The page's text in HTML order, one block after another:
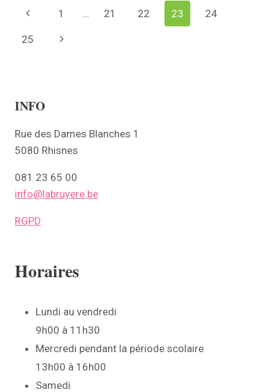
Page
navigation
Previous
Page
1 … 21 22 23 24
25
Next
INFO
Rue des Dames Blanches 1
5080 Rhisnes
081 23 65 00
info@labruyere.be
RGPD
Horaires
Lundi au vendredi
9h00 à 11h30
Mercredi pendant la période scolaire
13h00 à 16h00
Samedi